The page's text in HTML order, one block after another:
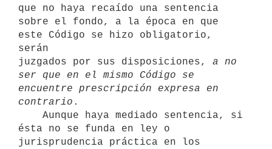
que no haya recaído una sentencia
sobre el fondo, a la época en que
este Código se hizo obligatorio,
serán
juzgados por sus disposiciones, a no
ser que en el mismo Código se
encuentre prescripción expresa en
contrario .
ésta no se funda en ley o
jurisprudencia práctica en los